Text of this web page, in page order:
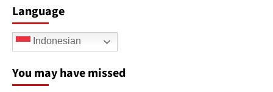
Language
Indonesian
You may have missed